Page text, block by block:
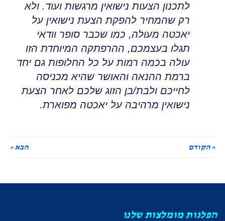
לתכנון הצעות נישואין מרגשות ועוד. ולא
רק שהמחיר להפקת הצעת נישואין על
יאכטה מעולה, כמו שכבר סופר וודאי
תגלו בעצמכם, ההרפתקה המיוחדת הזו
עולה בכמה רמות על כל החלופות גם יחד
ברמת ההנאה והאושר שהיא מכניסה
לחייכם ולבת/בן הזוג שלכם לאחר הצעת
נישואין מרהיבה על יאכטה מפוארת.
« הקודם הבא »
הפלגות מומלצות שלנו